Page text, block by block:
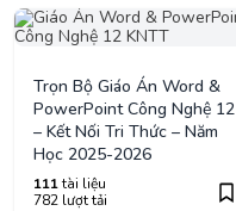
Trọn Bộ Giáo Án Word &
PowerPoint Công Nghệ 12
– Kết Nối Tri Thức – Năm
Học 2025-2026
111tài liệu
782 lượt tải